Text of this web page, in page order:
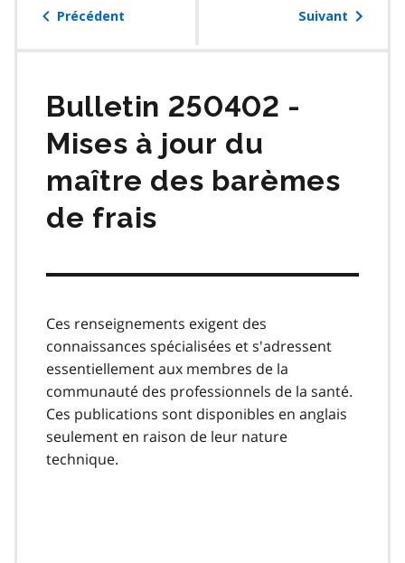
table
Précédent Suivant
Bulletin 250402 -
Mises à jour du
maître des barèmes
de frais
Ces renseignements exigent des
connaissances spécialisées et s'adressent
essentiellement aux membres de la
communauté des professionnels de la santé.
Ces publications sont disponibles en anglais
seulement en raison de leur nature
technique.